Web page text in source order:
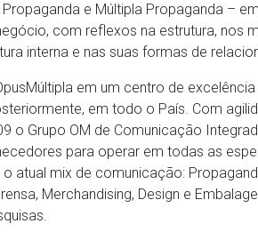
e Múltipla Propaganda –
com reflexos na estrutura, nos
interna e nas suas formas de
em um centro de
em todo o País. Com
o Grupo OM de Comunicação
para operar em todas as
atual mix de comunicação:
Merchandising, Design e